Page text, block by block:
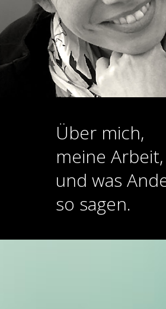
Über mich,
meine Arbeit,
und was
so sagen.